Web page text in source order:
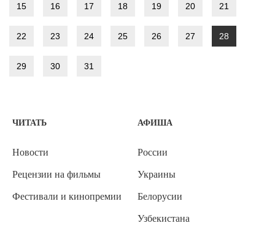
15 16 17 18 19 20 21
22 23 24 25 26 27 28
29 30 31
ЧИТАТЬ
Новости
Рецензии на фильмы
Фестивали и кинопремии
АФИША
России
Украины
Белорусии
Узбекистана